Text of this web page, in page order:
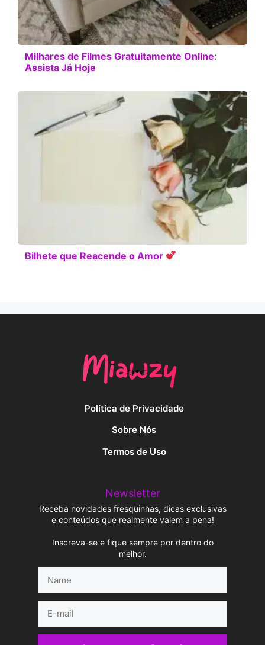
Milhares de Filmes Gratuitamente Online:
Assista Já Hoje
Bilhete que Reacende o Amor
Política de Privacidade
Sobre Nós
Termos de Uso
Newsletter
Receba novidades fresquinhas, dicas exclusivas
e conteúdos que realmente valem a pena!
Inscreva-se e fique sempre por dentro do
melhor.
mail